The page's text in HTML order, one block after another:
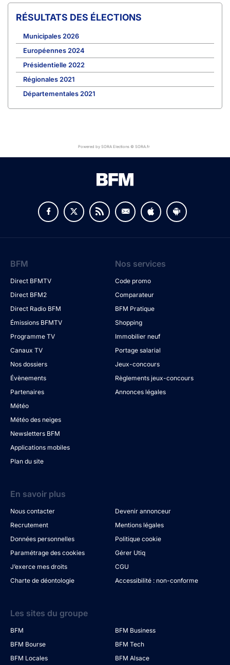
RÉSULTATS DES ÉLECTIONS
Municipales 2026
Européennes 2024
Présidentielle 2022
Régionales 2021
Départementales 2021
Powered by SORA Elections © SORA.fr
BFM
Direct BFMTV
Direct BFM2
Direct Radio BFM
Émissions BFMTV
Programme TV
Canaux TV
Nos dossiers
Évènements
Partenaires
Météo
Météo des neiges
Newsletters BFM
Applications mobiles
Plan du site
Nos services
Code promo
Comparateur
BFM Pratique
Shopping
Immobilier neuf
Portage salarial
Jeux-concours
Règlements jeux-concours
Annonces légales
En savoir plus
Nous contacter
Devenir annonceur
Recrutement
Mentions légales
Données personnelles
Politique cookie
Paramétrage des cookies
Gérer Utiq
J’exerce mes droits
CGU
Charte de déontologie
Accessibilité : non-conforme
Les sites du groupe
BFM
BFM Business
BFM Bourse
BFM Tech
BFM Locales
BFM Alsace